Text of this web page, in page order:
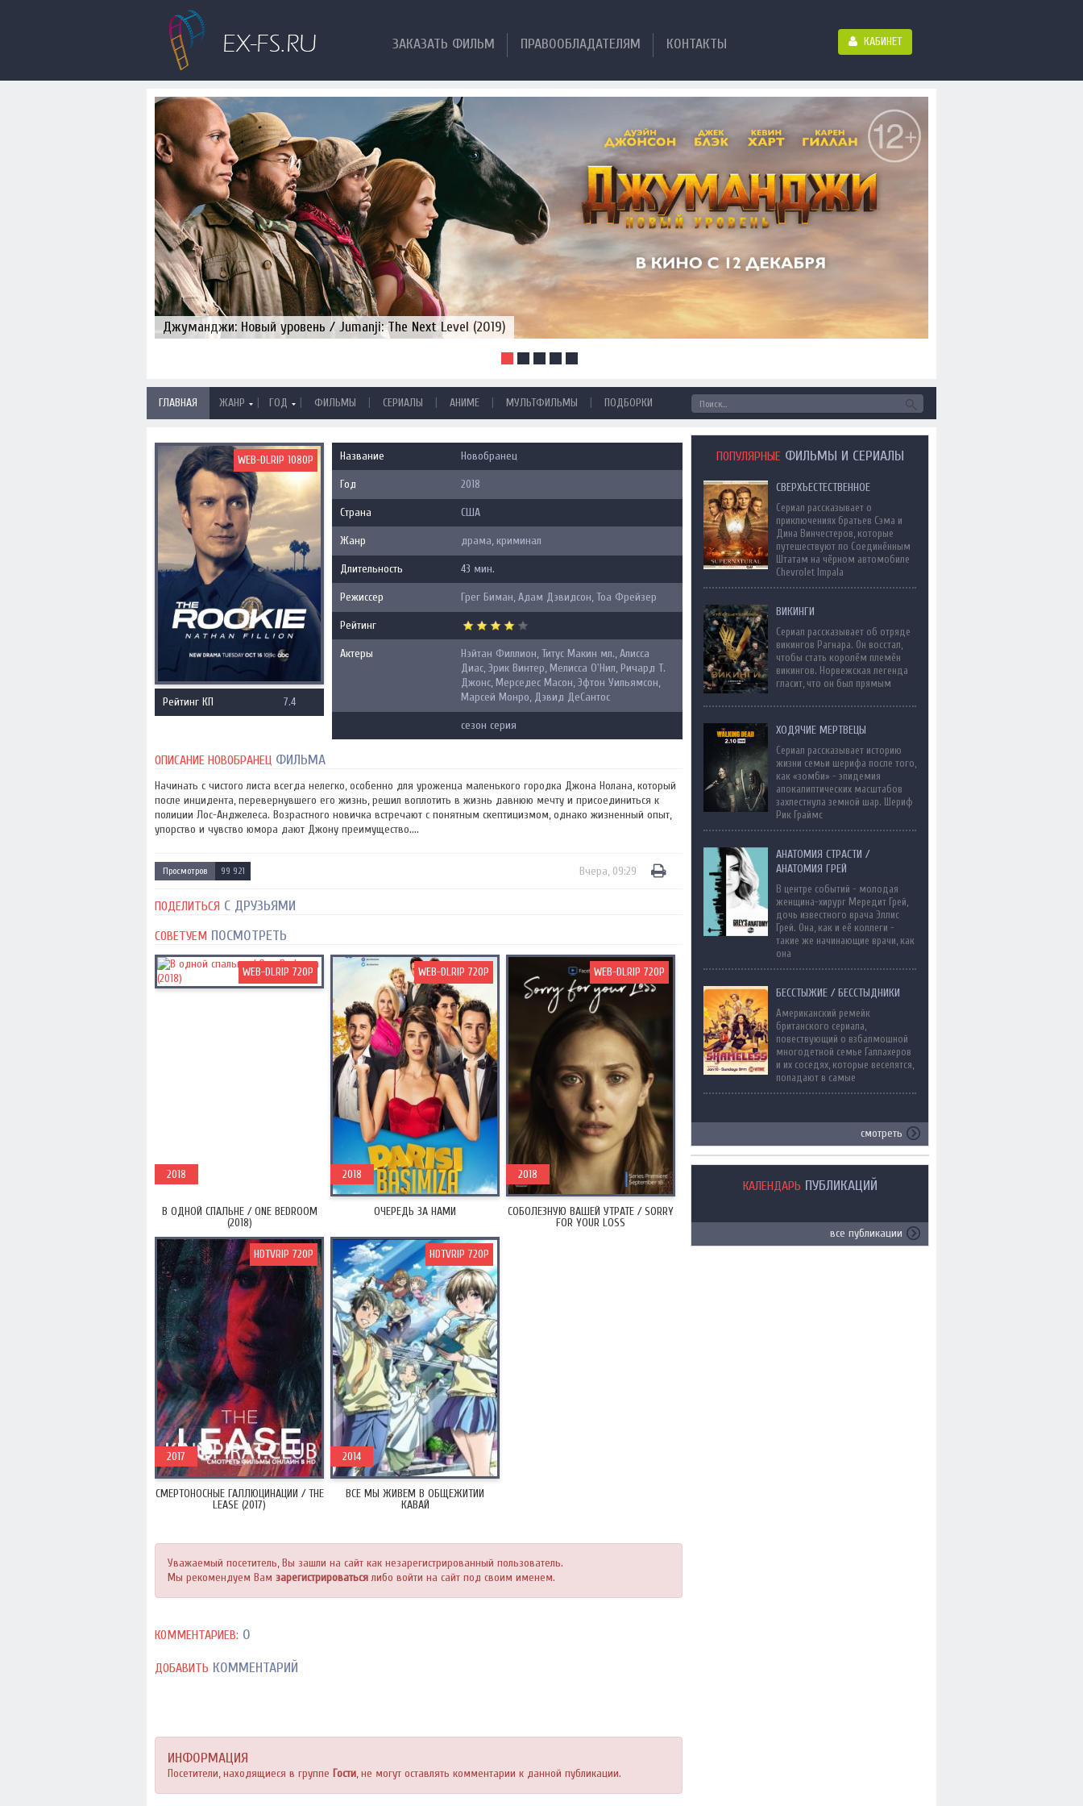
ЗАКАЗАТЬ ФИЛЬМ ПРАВООБЛАДАТЕЛЯМ КОНТАКТЫ КАБИНЕТ
Джуманджи: Новый уровень / Jumanji: The Next Level (2019)
ГЛАВНАЯ ЖАНР | ГОД | ФИЛЬМЫ | СЕРИАЛЫ | АНИМЕ | МУЛЬТФИЛЬМЫ | ПОДБОРКИ
WEB-DLRIP 1080P
Рейтинг КП 7.4
Название Новобранец
Год 2018
Страна США
Жанр драма, криминал
Длительность 43 мин.
Режиссер Грег Биман, Адам Дэвидсон, Тоа Фрейзер
Рейтинг
Актеры
Нэйтан Филлион, Титус Макин мл., Алисса
Диас, Эрик Винтер, Мелисса О'Нил, Ричард Т.
Джонс, Мерседес Масон, Эфтон Уильямсон,
Марсей Монро, Дэвид ДеСантос
сезон серия
ОПИСАНИЕ НОВОБРАНЕЦ ФИЛЬМА
Начинать с чистого листа всегда нелегко, особенно для уроженца маленького городка Джона Нолана, который
после инцидента, перевернувшего его жизнь, решил воплотить в жизнь давнюю мечту и присоединиться к
полиции Лос-Анджелеса. Возрастного новичка встречают с понятным скептицизмом, однако жизненный опыт,
упорство и чувство юмора дают Джону преимущество....
Просмотров 99 921 Вчера, 09:29
ПОДЕЛИТЬСЯ С ДРУЗЬЯМИ
СОВЕТУЕМ ПОСМОТРЕТЬ
В ОДНОЙ СПАЛЬНЕ / ONE BEDROOM
(2018)
2018
WEB-DLRIP 720P
ОЧЕРЕДЬ ЗА НАМИ
2018
WEB-DLRIP 720P
СОБОЛЕЗНУЮ ВАШЕЙ УТРАТЕ / SORRY
FOR YOUR LOSS
2018
WEB-DLRIP 720P
СМЕРТОНОСНЫЕ ГАЛЛЮЦИНАЦИИ / THE
LEASE (2017)
2017
HDTVRIP 720P
ВСЕ МЫ ЖИВЕМ В ОБЩЕЖИТИИ
КАВАЙ
2014
HDTVRIP 720P
Уважаемый посетитель, Вы зашли на сайт как незарегистрированный пользователь.
Мы рекомендуем Вам зарегистрироватьсялибо войти на сайт под своим именем.
КОММЕНТАРИЕВ: 0
ДОБАВИТЬ КОММЕНТАРИЙ
ИНФОРМАЦИЯ
Посетители, находящиеся в группе Гости, не могут оставлять комментарии к данной публикации.
ПОПУЛЯРНЫЕ ФИЛЬМЫ И СЕРИАЛЫ
СВЕРХЪЕСТЕСТВЕННОЕ
Сериал рассказывает о
приключениях братьев Сэма и
Дина Винчестеров, которые
путешествуют по Соединённым
Штатам на чёрном автомобиле
Chevrolet Impala
ВИКИНГИ
Сериал рассказывает об отряде
викингов Рагнара. Он восстал,
чтобы стать королём племён
викингов. Норвежская легенда
гласит, что он был прямым
ХОДЯЧИЕ МЕРТВЕЦЫ
Сериал рассказывает историю
жизни семьи шерифа после того,
как «зомби» - эпидемия
апокалиптических масштабов
захлестнула земной шар. Шериф
Рик Граймс
АНАТОМИЯ СТРАСТИ /
АНАТОМИЯ ГРЕЙ
В центре событий - молодая
женщина-хирург Мередит Грей,
дочь известного врача Эллис
Грей. Она, как и её коллеги -
такие же начинающие врачи, как
она
БЕССТЫЖИЕ / БЕССТЫДНИКИ
Американский ремейк
британского сериала,
повествующий о взбалмошной
многодетной семье Галлахеров
и их соседях, которые веселятся,
попадают в самые
смотреть
КАЛЕНДАРЬ ПУБЛИКАЦИЙ
все публикации